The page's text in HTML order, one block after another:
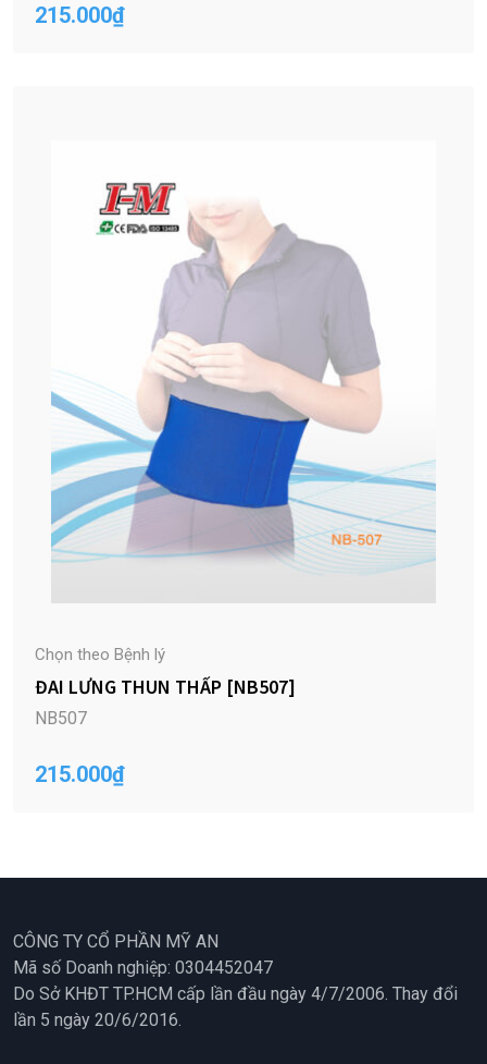
215.000₫
Chọn theo Bệnh lý
ĐAI LƯNG THUN THẤP [NB507]
NB507
215.000₫
CÔNG TY CỔ PHẦN MỸ AN
Mã số Doanh nghiệp: 0304452047
Do Sở KHĐT TP.HCM cấp lần đầu ngày 4/7/2006. Thay đổi
lần 5 ngày 20/6/2016.